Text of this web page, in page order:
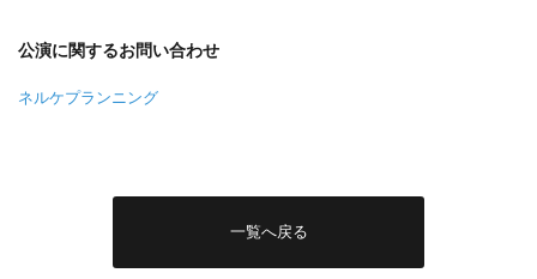
公演に関するお問い合わせ
ネルケプランニング
一覧へ戻る